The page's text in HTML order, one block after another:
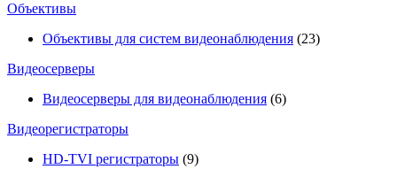
Объективы
Объективы для систем видеонаблюдения (23)
Видеосерверы
Видеосерверы для видеонаблюдения (6)
Видеорегистраторы
HD-TVI регистраторы (9)